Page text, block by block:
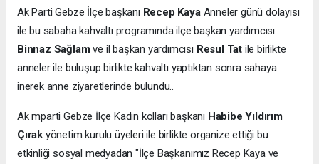
Ak Parti Gebze İlçe başkanı Recep Kaya Anneler günü dolayısı
ile bu sabaha kahvaltı programında ilçe başkan yardımcısı
Binnaz Sağlamve il başkan yardımcısı Resul Tat ile birlikte
anneler ile buluşup birlikte kahvaltı yaptıktan sonra sahaya
inerek anne ziyaretlerinde bulundu..
Ak mparti Gebze İlçe Kadın kolları başkanı Habibe Yıldırım
Çırak yönetim kurulu üyeleri ile birlikte organize ettiği bu
etkinliği sosyal medyadan "İlçe Başkanımız Recep Kaya ve